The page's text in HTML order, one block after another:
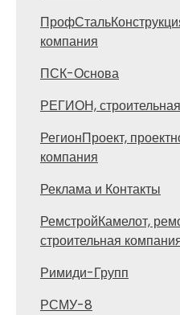
компания
ПСК-Основа
РЕГИОН,
РегионПроект,
компания
Реклама и Контакты
РемстройКамелот,
строительная
Римиди-Групп
РСМУ-8